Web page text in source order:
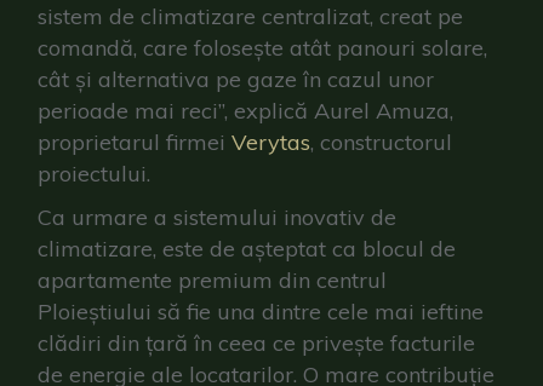
sistem de climatizare centralizat, creat pe
comandă, care folosește atât panouri solare,
cât și alternativa pe gaze în cazul unor
perioade mai reci”, explică Aurel Amuza,
proprietarul firmeiVerytas, constructorul
proiectului.
Ca urmare a sistemului inovativ de
climatizare, este de așteptat ca blocul de
apartamente premium din centrul
Ploieștiului să fie una dintre cele mai ieftine
clădiri din țară în ceea ce privește facturile
de energie ale locatarilor. O mare contribuție